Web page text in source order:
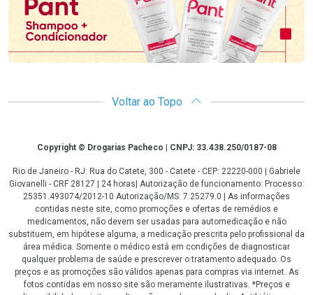
Voltar ao Topo
CopyrightCopyright © Drogarias Pacheco | CNPJ: 33.438.250/0187-08
Rio de Janeiro - RJ: Rua do Catete, 300 - Catete - CEP: 22220-000 | Gabriele
Giovanelli - CRF 28127 | 24 horas| Autorização de funcionamento: Processo:
25351.493074/2012-10 Autorização/MS: 7.25279.0 | As informações
contidas neste site, como promoções e ofertas de remédios e
medicamentos, não devem ser usadas para automedicação e não
substituem, em hipótese alguma, a medicação prescrita pelo profissional da
área médica. Somente o médico está em condições de diagnosticar
qualquer problema de saúde e prescrever o tratamento adequado. Os
preços e as promoções são válidos apenas para compras via internet. As
fotos contidas em nosso site são meramente ilustrativas. *Preços e